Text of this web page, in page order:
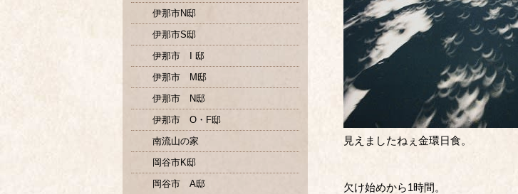
見えましたねぇ金環日食。
欠け始めから1時間。
伊那市N邸
伊那市S邸
伊那市 I 邸
伊那市 M邸
伊那市 N邸
伊那市 O・F邸
南流山の家
岡谷市K邸
岡谷市 A邸